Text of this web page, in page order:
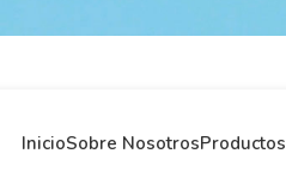
InicioSobre NosotrosProductos